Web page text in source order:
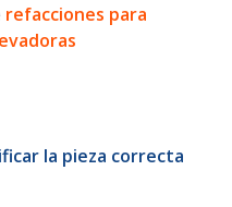
refacciones para
la pieza correcta